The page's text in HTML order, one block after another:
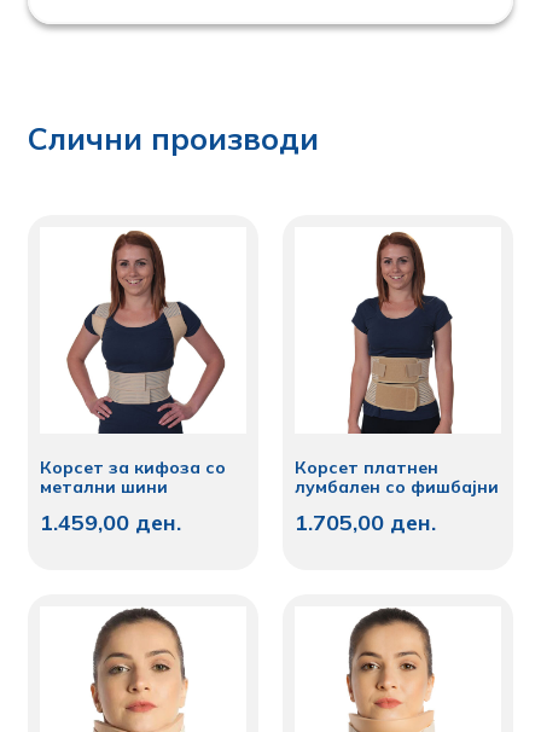
Слични производи
Корсет за кифоза со
метални шини
1.459,00 ден.
Корсет платнен
лумбален со фишбајни
1.705,00 ден.